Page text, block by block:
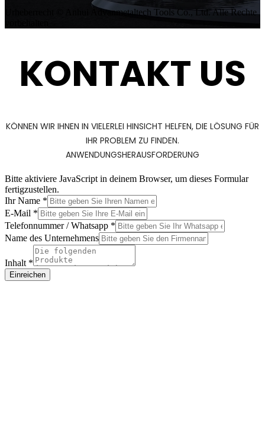
Urheberrecht © Anhui Advanmetaltech Tools Co., Ltd. Alle Rechte
KONTAKT US
KÖNNEN WIR IHNEN IN VIELERLEI HINSICHT HELFEN, DIE LÖSUNG FÜR
IHR PROBLEM ZU FINDEN.
ANWENDUNGSHERAUSFORDERUNG
Bitte aktiviere JavaScript in deinem Browser, um dieses Formular
fertigzustellen.
Name
Inhalt
Telefon
Ihr Name *
E-Mail *
Telefonnummer / Whatsapp *
Name des Unternehmens
Inhalt *
Einreichen